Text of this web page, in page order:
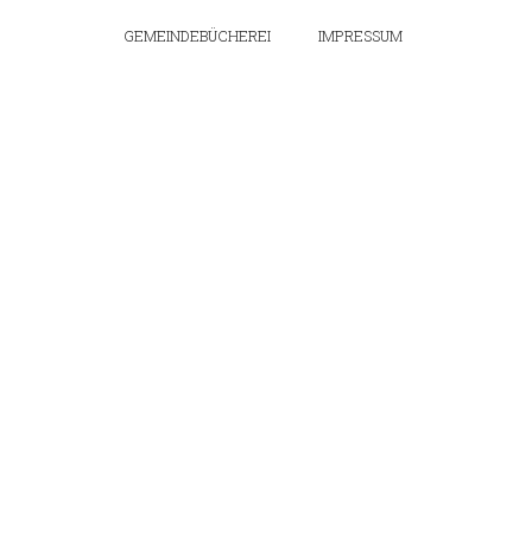
GEMEINDEBÜCHEREI IMPRESSUM